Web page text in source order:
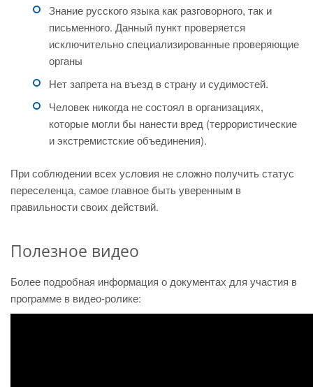
Знание русского языка как разговорного, так и
письменного. Данный пункт проверяется
исключительно специализированные проверяющие
органы
Нет запрета на въезд в страну и судимостей.
Человек никогда не состоял в организациях,
которые могли бы нанести вред (террористические
и экстремистские объединения).
При соблюдении всех условия не сложно получить статус
переселенца, самое главное быть уверенным в
правильности своих действий.
Полезное видео
Более подробная информация о документах для участия в
программе в видео-ролике: